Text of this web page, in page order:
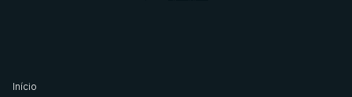
Início